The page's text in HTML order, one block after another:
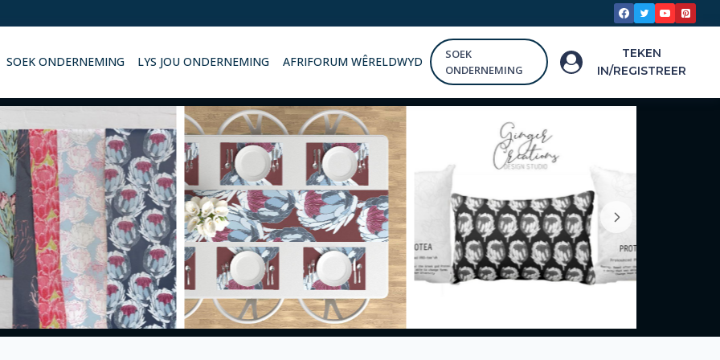
SOEK ONDERNEMING LYS JOU ONDERNEMING AFRIFORUM WÊRELDWYD
SOEK
ONDERNEMING
TEKEN
IN/REGISTREER